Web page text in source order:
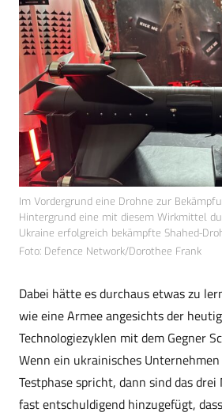
Im Vordergrund eine Drohne zur
Hintergrund eine mit diesem Wirkmittel
Ukraine erfolgreich bekämpfte Shahed-
Foto: Defence Network/Dorothee Frank
Dabei hätte es durchaus etwas zu
wie eine Armee angesichts der
Technologiezyklen mit dem Gegner
Wenn ein ukrainisches
Testphase spricht, dann sind das
fast entschuldigend hinzugefügt,